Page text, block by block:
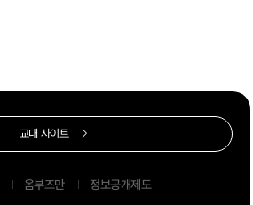
옴부즈만 정보공개제도
교내 사이트